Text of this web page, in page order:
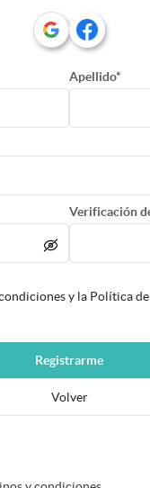
Apellido*
Verificación
y la Política
Registrarme
Volver